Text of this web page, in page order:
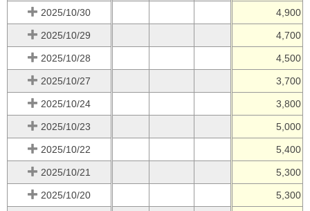
2025/10/30 4,900
2025/10/29 4,700
2025/10/28 4,500
2025/10/27 3,700
2025/10/24 3,800
2025/10/23 5,000
2025/10/22 5,400
2025/10/21 5,300
2025/10/20 5,300